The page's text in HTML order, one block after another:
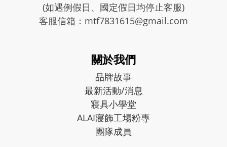
(如遇例假日、國定假日均停止客服)
客服信箱：mtf7831615@gmail.com
關於我們
品牌故事
最新活動/消息
寢具小學堂
ALAI寢飾工場粉專
團隊成員